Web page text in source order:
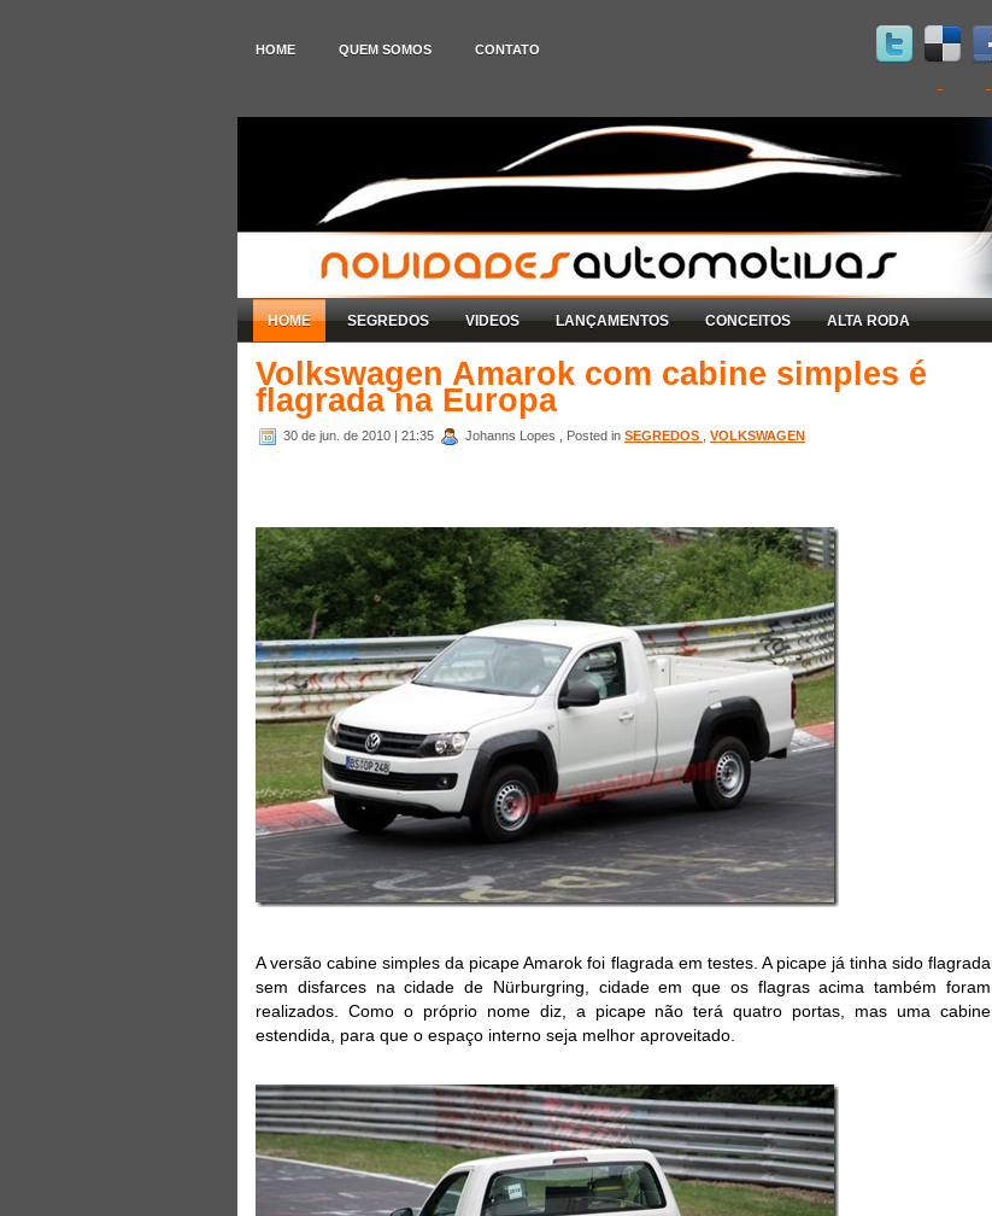
HOME QUEM SOMOS CONTATO
HOME SEGREDOS VIDEOS LANÇAMENTOS CONCEITOS ALTA RODA
Volkswagen Amarok com cabine simples é
flagrada na Europa
30 de jun. de 2010 | 21:35 Johanns Lopes , Posted in SEGREDOS VOLKSWAGEN
A versão cabine simples da picape Amarok foi flagrada em testes. A picape já tinha sido flagrada
sem disfarces na cidade de Nürburgring, cidade em que os flagras acima também foram
realizados. Como o próprio nome diz, a picape não terá quatro portas, mas uma cabine
estendida, para que o espaço interno seja melhor aproveitado.